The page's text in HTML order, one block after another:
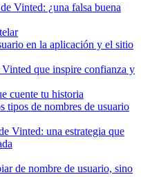
Vinted: ¿una falsa buena
en la aplicación y el sitio
que inspire confianza y
cuente tu historia
tipos de nombres de usuario
Vinted: una estrategia que
de nombre de usuario, sino